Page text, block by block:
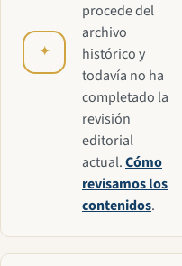
✦
procede del
archivo
histórico y
todavía no ha
completado la
revisión
editorial
actual.Cómo
revisamos los
contenidos.